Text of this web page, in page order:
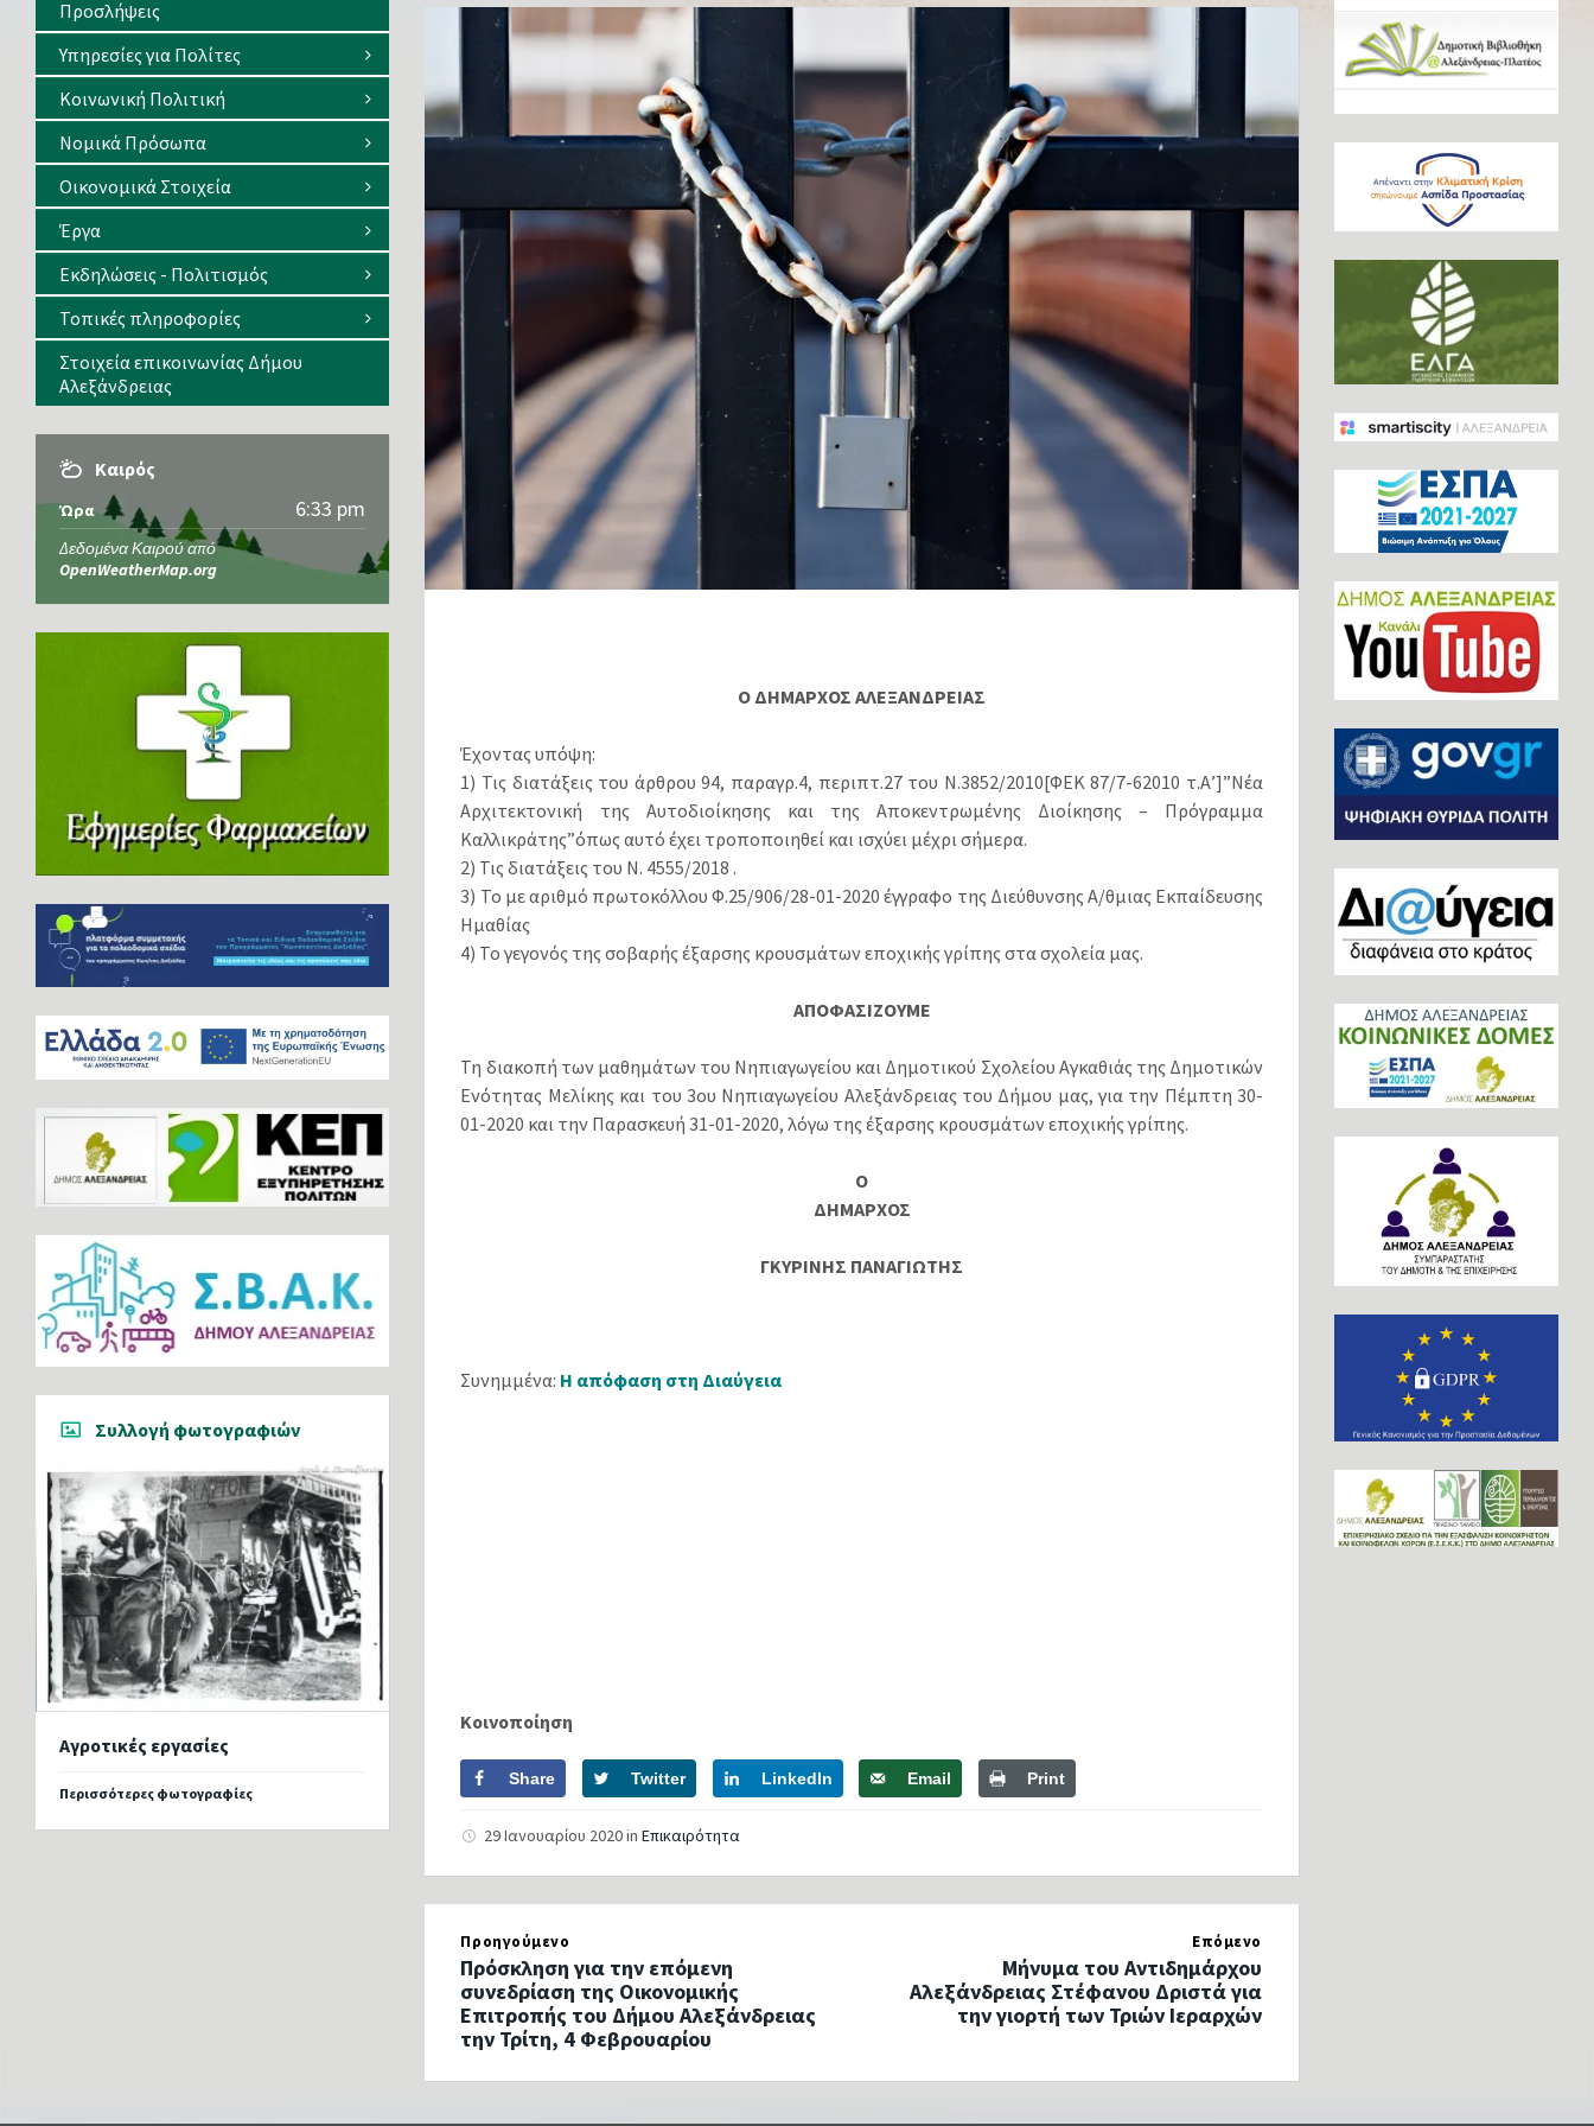
Ο ΔΗΜΑΡΧΟΣ ΑΛΕΞΑΝΔΡΕΙΑΣ
Έχοντας υπόψη:
1) Τις διατάξεις του άρθρου 94, παραγρ.4, περιπτ.27 του Ν.3852/2010[ΦΕΚ 87/7-6­2010 τ.Α’]”Νέα
Αρχιτεκτονική της Αυτοδιοίκησης και της Αποκεντρωμένης Διοίκησης – Πρόγραμμα
Καλλικράτης”όπως αυτό έχει τροποποιηθεί και ισχύει μέχρι σήμερα.
2) Τις διατάξεις του Ν. 4555/2018 .
3) Το με αριθμό πρωτοκόλλου Φ.25/906/28-01-2020 έγγραφο της Διεύθυνσης Α/θμιας Εκπαίδευσης
Ημαθίας
4) Το γεγονός της σοβαρής έξαρσης κρουσμάτων εποχικής γρίπης στα σχολεία μας.
ΑΠΟΦΑΣΙΖΟΥΜΕ
Τη διακοπή των μαθημάτων του Νηπιαγωγείου και Δημοτικού Σχολείου Αγκαθιάς της Δημοτικών
Ενότητας Μελίκης και του 3ου Νηπιαγωγείου Αλεξάνδρειας του Δήμου μας, για την Πέμπτη 30-
01-2020 και την Παρασκευή 31-01-2020, λόγω της έξαρσης κρουσμάτων εποχικής γρίπης.
Ο
ΔΗΜΑΡΧΟΣ
ΓΚΥΡΙΝΗΣ ΠΑΝΑΓΙΩΤΗΣ
Συνημμένα: Η απόφαση στη Διαύγεια
Κοινοποίηση
Share Twitter LinkedIn Email Print
29 Ιανουαρίου 2020inΕπικαιρότητα
Προηγούμενο
Πρόσκληση για την επόμενη
συνεδρίαση της Οικονομικής
Επιτροπής του Δήμου Αλεξάνδρειας
την Τρίτη, 4 Φεβρουαρίου
Επόμενο
Μήνυμα του Αντιδημάρχου
Αλεξάνδρειας Στέφανου Δριστά για
την γιορτή των Τριών Ιεραρχών
Προσλήψεις
Υπηρεσίες για Πολίτες
Κοινωνική Πολιτική
Νομικά Πρόσωπα
Οικονομικά Στοιχεία
Έργα
Εκδηλώσεις - Πολιτισμός
Τοπικές πληροφορίες
Στοιχεία επικοινωνίας Δήμου
Αλεξάνδρειας
Καιρός
Ώρα 6:33 pm
Δεδομένα Καιρού από
OpenWeatherMap.org
Συλλογή φωτογραφιών
Αγροτικές εργασίες
Περισσότερες φωτογραφίες